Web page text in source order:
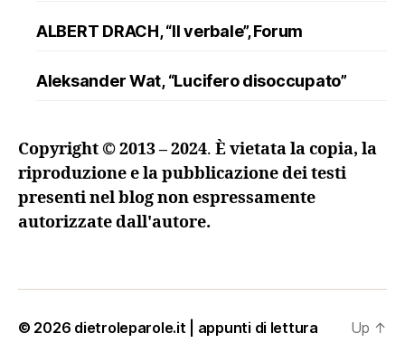
ALBERT DRACH, “Il verbale”, Forum
Aleksander Wat, “Lucifero disoccupato”
ranuncolo”, Oscar Mondadori
Andreev, “Lazzaro e altre novelle”
Angelo Maria Ripellino, “Il trucco e l’anima. I
Copyright © 2013 – 2024. È vietata la copia, la
riproduzione e la pubblicazione dei testi
presenti nel blog non espressamente
autorizzate dall'autore.
© 2026 dietroleparole.it | appunti di lettura Up ↑